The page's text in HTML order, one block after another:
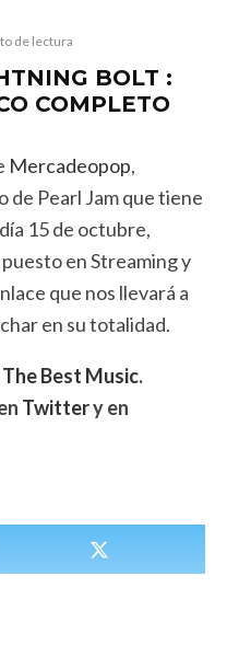
de lectura
BOLT :
COMPLETO
Mercadeopop,
de Pearl Jam que tiene
15 de octubre,
en Streaming y
que nos llevará a
en su totalidad.
The Best Music.
Twittery en